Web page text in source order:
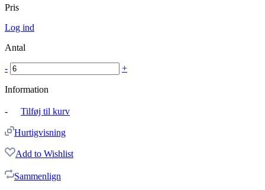
Pris
Log ind
Antal
- +
Information
- Tilføj til kurv
Hurtigvisning
Add to Wishlist
Sammenlign